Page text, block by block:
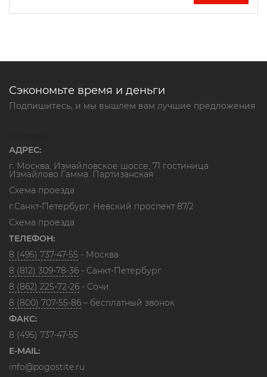
Сэкономьте время и деньги
Подпишитесь, и мы вышлем вам лучшие предложения
АДРЕС:
г. Москва, Измайловское шоссе, 71 гостиница
Измайлово Гамма. Партизанская
Схема проезда
г.Санкт-Петербург, Невский проспект 87/2
Схема проезда
ТЕЛЕФОН:
8 (495) 737-47-55 - Москва
8 (812) 309-78-36 - Санкт-Петербург
8 (862) 225-72-26 - Сочи
8 (800) 707-55-86 – бесплатный звонок
ФАКС:
8 (495) 737-47-55
E-MAIL:
info@pogostite.ru